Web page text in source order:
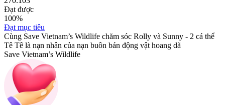
Đạt được
100%
Đạt mục tiêu
Cùng Save Vietnam’s Wildlife chăm sóc Rolly và Sunny - 2 cá thể
Tê Tê là nạn nhân của nạn buôn bán động vật hoang dã
Save Vietnam’s Wildlife